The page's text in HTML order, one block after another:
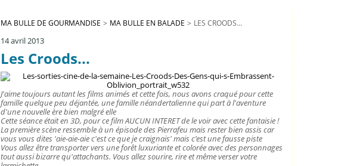
MA BULLE DE GOURMANDISE > MA BULLE EN BALADE > LES CROODS...
14 avril 2013
Les Croods...
J'aime toujours autant les films animés et cette fois, nous avons craqué pour cette
famille quelque peu déjantée, une famille néandertalienne qui part à l'aventure
d'une nouvelle ère bien malgré elle
Cette séance était en 3D, pour ce film AUCUN INTERET de le voir avec cette fantaisie !
La première scène ressemble à un épisode des Pierrafeu mais rester bien assis car
vous vous dites 'aie-aie-aie c'est ce que je craignais' mais c’est une fausse piste
Vous allez être transporter vers une forêt luxuriante et colorée avec des personnages
tout aussi bizarre qu'attachants. Vous allez sourire, rire et même verser votre